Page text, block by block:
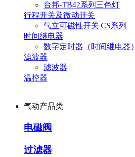
台邦-TB42系列三色灯
行程开关及微动开关
气立可磁性开关 CS系列
时间继电器
数字定时器（时间继电器）
滤波器
滤波器
温控器
气动产品类
电磁阀
过滤器